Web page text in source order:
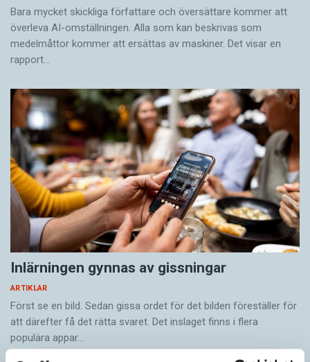
Bara mycket skickliga författare och översättare ­kommer att
överleva AI-omställningen. Alla som kan beskrivas som
medelmåttor kommer att ersättas av maskiner. Det visar en
rapport…
Inlärningen gynnas av gissningar
ARTIKLAR
Först se en bild. Sedan gissa ordet för det bilden föreställer för
att därefter få det rätta svaret. Det inslaget finns i flera
populära appar…